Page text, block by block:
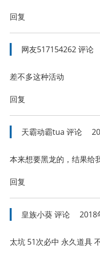
回复
网友517154262评论
差不多这种活动
回复
天霸动霸tua 评论
本来想要黑龙的，结果给
回复
皇族小葵评论 2018
太坑 51次必中 永久道具